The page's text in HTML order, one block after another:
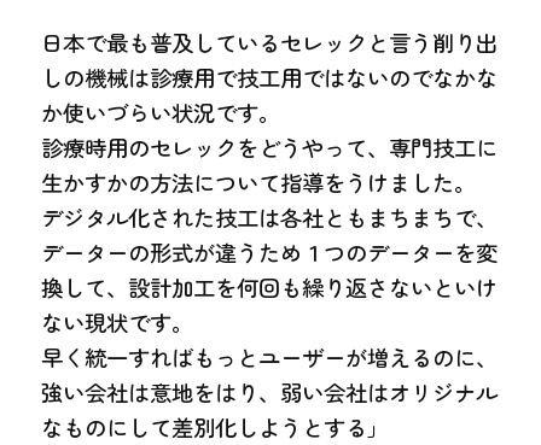
日本で最も普及しているセレックと言う削り出
しの機械は診療用で技工用ではないのでなかな
か使いづらい状況です。
診療時用のセレックをどうやって、専門技工に
生かすかの方法について指導をうけました。
デジタル化された技工は各社ともまちまちで、
データーの形式が違うため１つのデーターを変
換して、設計加工を何回も繰り返さないといけ
ない現状です。
早く統一すればもっとユーザーが増えるのに、
強い会社は意地をはり、弱い会社はオリジナル
なものにして差別化しようとする」